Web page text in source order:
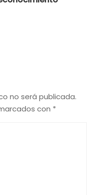
no será publicada.
con *